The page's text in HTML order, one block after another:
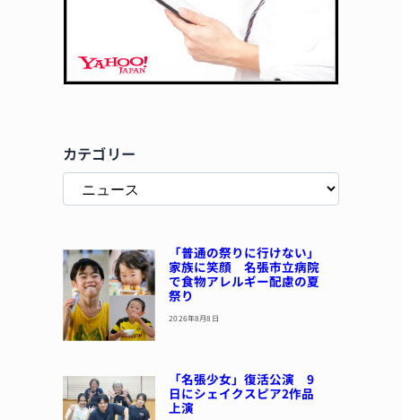
カテゴリー
「普通の祭りに行けない」
家族に笑顔 名張市立病院
で食物アレルギー配慮の夏
祭り
2026年8月8日
「名張少女」復活公演 9
日にシェイクスピア2作品
上演